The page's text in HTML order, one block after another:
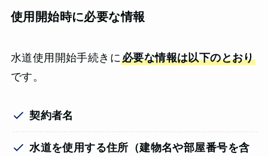
使用開始時に必要な情報
水道使用開始手続きに必要な情報は以下のとおり
です。
契約者名
水道を使用する住所（建物名や部屋番号を含